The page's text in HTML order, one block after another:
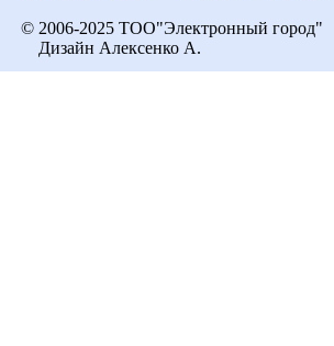
© 2006-2025 ТОО"Электронный город"
Дизайн Алексенко А.